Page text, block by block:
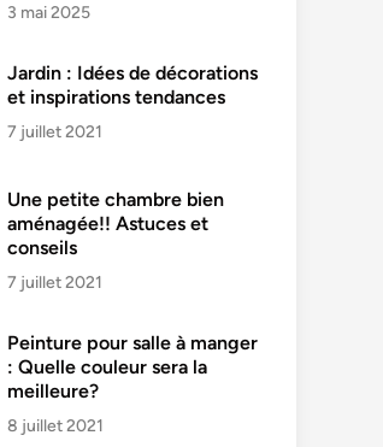
3 mai 2025
Jardin : Idées de décorations
et inspirations tendances
7 juillet 2021
Une petite chambre bien
aménagée!! Astuces et
conseils
7 juillet 2021
Peinture pour salle à manger
: Quelle couleur sera la
meilleure?
8 juillet 2021